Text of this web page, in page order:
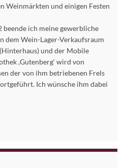
Weinmärkten und einigen Festen
beende ich meine gewerbliche
dem Wein-Lager-Verkaufsraum
und der Mobile
,Gutenberg‘ wird von
der von ihm betriebenen Frels
Ich wünsche ihm dabei